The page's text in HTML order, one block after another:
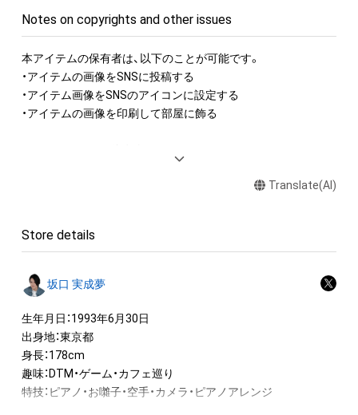
Notes on copyrights and other issues
本アイテムの保有者は、以下のことが可能です。
・アイテムの画像をSNSに投稿する
・アイテム画像をSNSのアイコンに設定する
・アイテムの画像を印刷して部屋に飾る
ロゴ等を含みますがこれらに限られません。)にかかる知的財産
出願する権利を含みます。)を意味します。)は、本アイテムの著
けている者によって保護されています。そのため、本アイテム
を保有していたとしても、本アイテムに関する創作物にかかる
知的財産権を有することを意味しません。
・本アイテムの著作権を有する方、著作隣接権の権利者またはそ
の管理委託を受けている者からの事前の同意なしに、上記の「本
アイテムの保有者が有する権利」の範囲を超えた行為、知的財産
権を侵害するおそれのある行為(改変、公開、配布、逆コンパイ
Translate(AI)
Store details
坂口 実成夢
生年月日：1993年6月30日
出身地：東京都
身長：178cm
趣味：DTM・ゲーム・カフェ巡り
特技：ピアノ・お囃子・空手・カメラ・ピアノアレンジ